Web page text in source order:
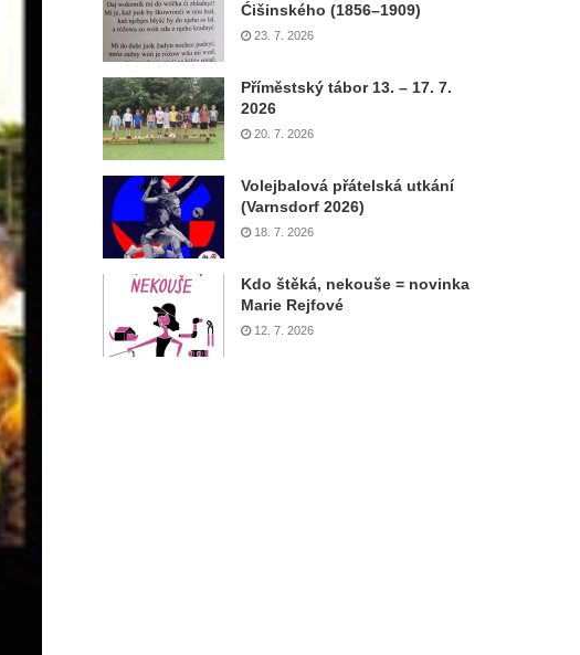
Ćišinského (1856–1909)
23. 7. 2026
Příměstský tábor 13. – 17. 7.
2026
20. 7. 2026
Volejbalová přátelská utkání
(Varnsdorf 2026)
18. 7. 2026
Kdo štěká, nekouše = novinka
Marie Rejfové
12. 7. 2026